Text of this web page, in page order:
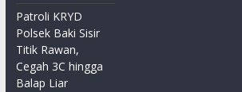
Patroli KRYD
Polsek Baki Sisir
Titik Rawan,
Cegah 3C hingga
Balap Liar